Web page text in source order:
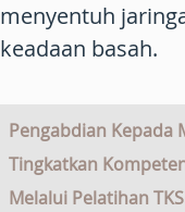
menyentuh
keadaan basah.
Pengabdian Kepada
Tingkatkan
Melalui Pelatihan